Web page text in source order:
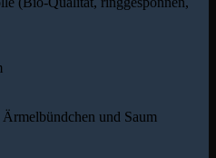
und Saum